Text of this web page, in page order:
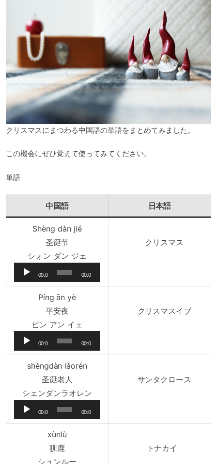
クリスマスにまつわる中国語の単語をまとめてみました。
この機会にぜひ覚えて使ってみてください。
単語
中国語 日本語
Shèng dàn jié
圣诞节
シォン ダン ジェ
プ
00:0
0
00:0
0
クリスマス
Píng ān yè
平安夜
ピン アン イェ
プ
レ
ヤ
00:0
0
00:0
0
クリスマスイブ
shèngdàn lǎorén
圣诞老人
シェンダンラオレン音
プ
00:0
0
00:0
0
サンタクロース
xùnlù
驯鹿
シュンルー音
トナカイ